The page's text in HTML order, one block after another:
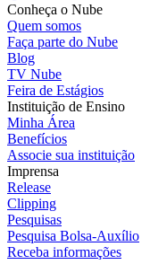
Conheça o Nube
Quem somos
Faça parte do Nube
Blog
TV Nube
Feira de Estágios
Instituição de Ensino
Minha Área
Benefícios
Associe sua instituição
Imprensa
Release
Clipping
Pesquisas
Pesquisa Bolsa-Auxílio
Receba informações